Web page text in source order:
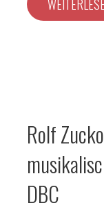
Rolf
DBC